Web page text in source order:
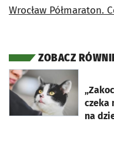
Wrocław Półmaraton.
ZOBACZ
czeka
na
otworzy się w nowej